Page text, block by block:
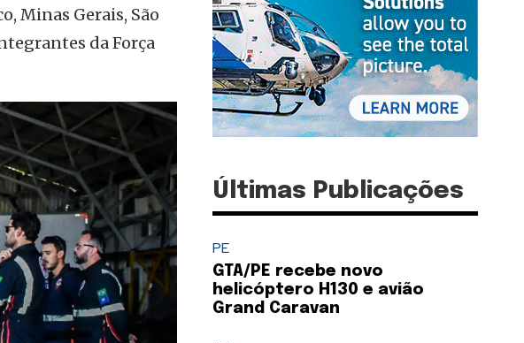
Minas Gerais, São
da Força
Últimas Publicações
PE
GTA/PE recebe novo
helicóptero H130 e avião
Grand Caravan